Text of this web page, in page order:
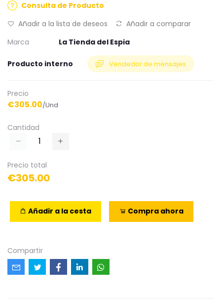
Consulta de Producto
Añadir a la lista de deseos
Añadir a comparar
Marca
La Tienda del Espia
Producto interno Vendedor de mensajes
Precio
€305.00/Und
Cantidad
Precio total
€305.00
Añadir a la cesta Compra ahora
Compartir